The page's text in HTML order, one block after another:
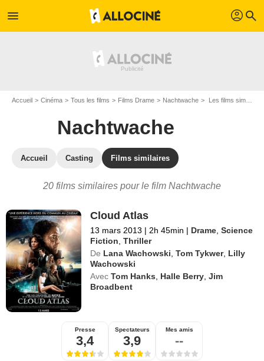
menu profil search
Accueil Cinéma Tous les films Films Drame Nachtwache Les films similaires à "Nachtwache"
Nachtwache
Accueil Casting Films similaires
20 films similaires pour le film Nachtwache
Cloud Atlas
13 mars 2013 | 2h 45min | Drame ,Science
Fiction ,Thriller
De Lana Wachowski ,Tom Tykwer, Lilly
Wachowski
Avec Tom Hanks Halle Berry ,Jim
Broadbent
Presse
3,4
Spectateurs
3,9
Mes amis
--